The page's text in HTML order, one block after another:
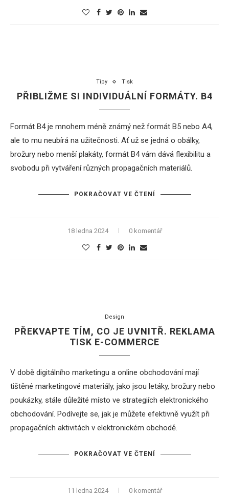
Tipy Tisk
PŘIBLIŽME SI INDIVIDUÁLNÍ FORMÁTY. B4
Formát B4 je mnohem méně známý než formát B5 nebo A4,
ale to mu neubírá na užitečnosti. Ať už se jedná o obálky,
brožury nebo menšíplakáty, formát B4 vám dává flexibilitu a
svobodu při vytváření různých propagačních materiálů.
POKRAČOVAT VE ČTENÍ
18 ledna 2024 0 komentář
Design
PŘEKVAPTE TÍM, CO JE UVNITŘ. REKLAMA
TISK E-COMMERCE
V době digitálního marketingu a online obchodování mají
tištěné marketingové materiály, jako jsou letáky, brožury nebo
poukázky, stále důležité místo ve strategiích elektronického
obchodování. Podívejte se, jak je můžete efektivně využít při
propagačních aktivitách v elektronickém obchodě.
POKRAČOVAT VE ČTENÍ
11 ledna 2024 0 komentář